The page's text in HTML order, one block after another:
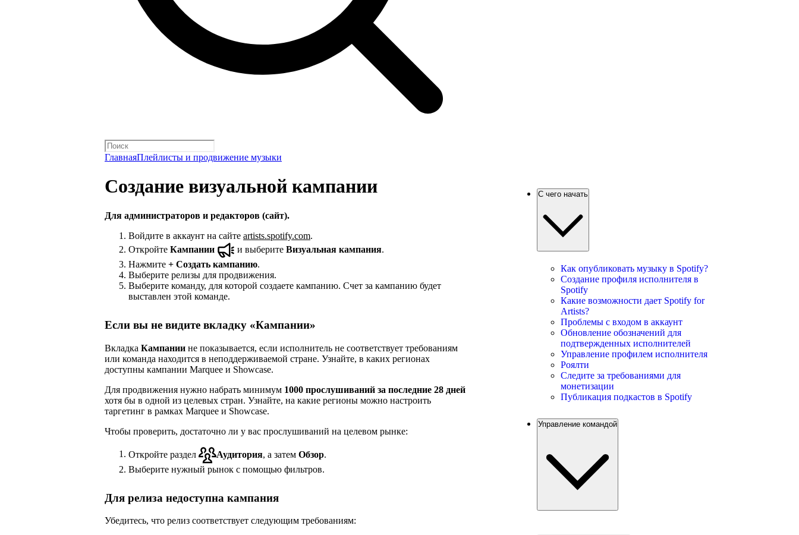
ГлавнаяПлейлисты и продвижение музыки
Создание визуальной кампании
Для администраторов и редакторов (сайт).
Войдите в аккаунт на сайте artists.spotify.com.
Откройте Кампании и выберите Визуальная кампания.
Нажмите + Создать кампанию.
Выберите релизы для продвижения.
Выберите команду, для которой создаете кампанию. Счет за кампанию будет
выставлен этой команде.
Если вы не видите вкладку «Кампании»
Вкладка Кампании не показывается, если исполнитель не соответствует требованиям
или команда находится в неподдерживаемой стране. Узнайте, в каких регионах
доступны кампании Marquee и Showcase.
Для продвижения нужно набрать минимум 1000 прослушиваний за последние 28 дней
хотя бы в одной из целевых стран. Узнайте, на какие регионы можно настроить
таргетинг в рамках Marquee и Showcase.
Чтобы проверить, достаточно ли у вас прослушиваний на целевом рынке:
Откройте раздел Аудитория , а затем Обзор
Выберите нужный рынок с помощью фильтров.
Для релиза недоступна кампания
Убедитесь, что релиз соответствует следующим требованиям:
С чего начать
Как опубликовать музыку в Spotify?
Создание профиля исполнителя в
Spotify
Какие возможности дает Spotify for
Artists?
Проблемы с входом в аккаунт
Обновление обозначений для
подтвержденных исполнителей
Управление профилем исполнителя
Роялти
Следите за требованиями для
монетизации
Публикация подкастов в Spotify
Управление командой